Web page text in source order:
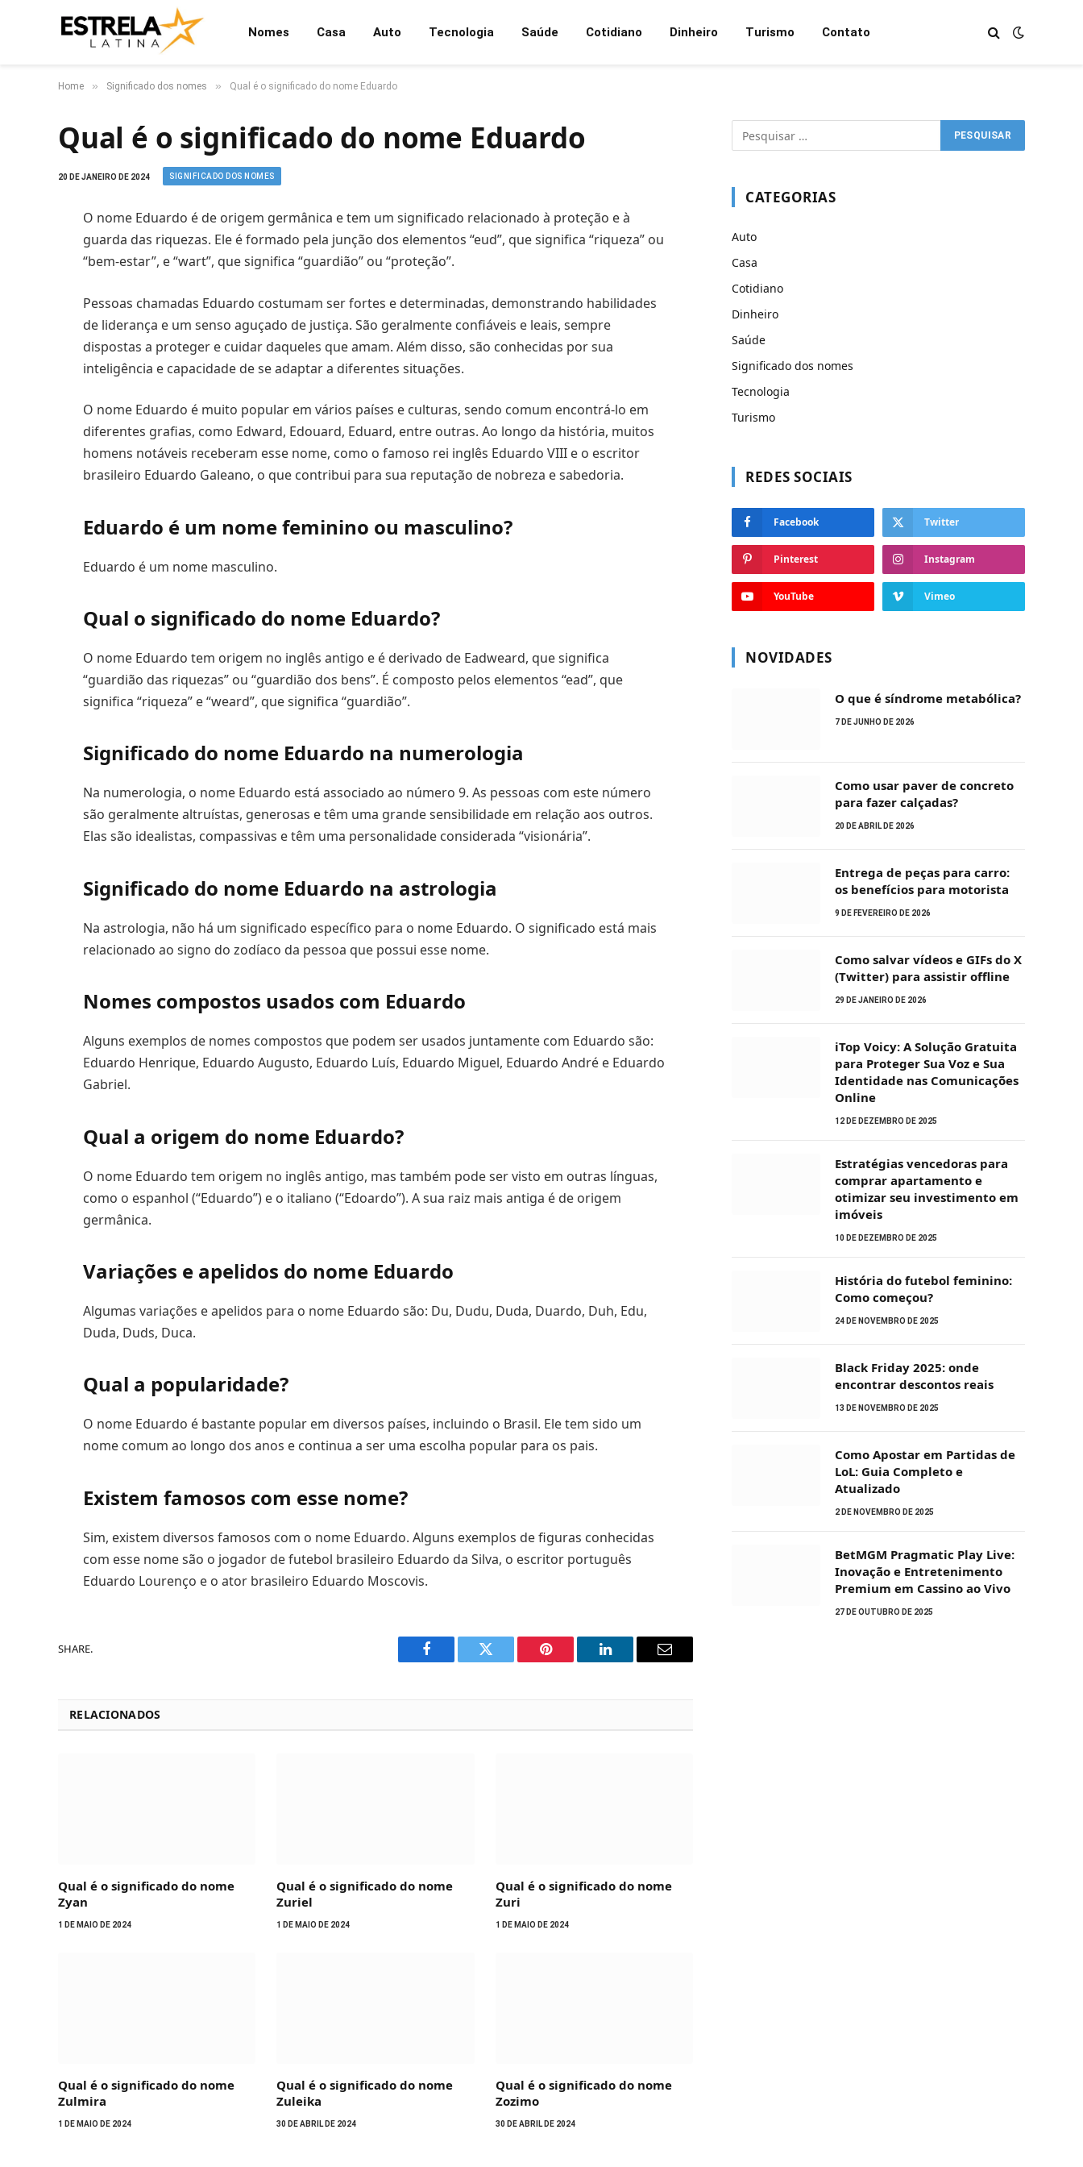
Nomes Casa Auto Tecnologia Saúde Cotidiano Dinheiro Turismo Contato
Home » Significado dos nomes » Qual é o significado do nome Eduardo
Qual é o significado do nome Eduardo
20 DE JANEIRO DE 2024 SIGNIFICADO DOS NOMES
O nome Eduardo é de origem germânica e tem um significado relacionado à proteção e à
guarda das riquezas. Ele é formado pela junção dos elementos “eud”, que significa “riqueza” ou
“bem-estar”, e “wart”, que significa “guardião” ou “proteção”.
Pessoas chamadas Eduardo costumam ser fortes e determinadas, demonstrando habilidades
de liderança e um senso aguçado de justiça. São geralmente confiáveis e leais, sempre
dispostas a proteger e cuidar daqueles que amam. Além disso, são conhecidas por sua
inteligência e capacidade de se adaptar a diferentes situações.
O nome Eduardo é muito popular em vários países e culturas, sendo comum encontrá-lo em
diferentes grafias, como Edward, Edouard, Eduard, entre outras. Ao longo da história, muitos
homens notáveis receberam esse nome, como o famoso rei inglês Eduardo VIII e o escritor
brasileiro Eduardo Galeano, o que contribui para sua reputação de nobreza e sabedoria.
Eduardo é um nome feminino ou masculino?
Eduardo é um nome masculino.
Qual o significado do nome Eduardo?
O nome Eduardo tem origem no inglês antigo e é derivado de Eadweard, que significa
“guardião das riquezas” ou “guardião dos bens”. É composto pelos elementos “ead”, que
significa “riqueza” e “weard”, que significa “guardião”.
Significado do nome Eduardo na numerologia
Na numerologia, o nome Eduardo está associado ao número 9. As pessoas com este número
são geralmente altruístas, generosas e têm uma grande sensibilidade em relação aos outros.
Elas são idealistas, compassivas e têm uma personalidade considerada “visionária”.
Significado do nome Eduardo na astrologia
Na astrologia, não há um significado específico para o nome Eduardo. O significado está mais
relacionado ao signo do zodíaco da pessoa que possui esse nome.
Nomes compostos usados com Eduardo
Alguns exemplos de nomes compostos que podem ser usados juntamente com Eduardo são:
Eduardo Henrique, Eduardo Augusto, Eduardo Luís, Eduardo Miguel, Eduardo André e Eduardo
Gabriel.
Qual a origem do nome Eduardo?
O nome Eduardo tem origem no inglês antigo, mas também pode ser visto em outras línguas,
como o espanhol (“Eduardo”) e o italiano (“Edoardo”). A sua raiz mais antiga é de origem
germânica.
Variações e apelidos do nome Eduardo
Algumas variações e apelidos para o nome Eduardo são: Du, Dudu, Duda, Duardo, Duh, Edu,
Duda, Duds, Duca.
Qual a popularidade?
O nome Eduardo é bastante popular em diversos países, incluindo o Brasil. Ele tem sido um
nome comum ao longo dos anos e continua a ser uma escolha popular para os pais.
Existem famosos com esse nome?
Sim, existem diversos famosos com o nome Eduardo. Alguns exemplos de figuras conhecidas
com esse nome são o jogador de futebol brasileiro Eduardo da Silva, o escritor português
Eduardo Lourenço e o ator brasileiro Eduardo Moscovis.
SHARE.
Facebook Twitter Pinterest LinkedIn Email
RELACIONADOS
Qual é o significado do nome
Zyan
1 DE MAIO DE 2024
Qual é o significado do nome
Zuriel
1 DE MAIO DE 2024
Qual é o significado do nome
Zuri
1 DE MAIO DE 2024
Qual é o significado do nome
Zulmira
1 DE MAIO DE 2024
Qual é o significado do nome
Zuleika
30 DE ABRIL DE 2024
Qual é o significado do nome
Zozimo
30 DE ABRIL DE 2024
CATEGORIAS
Auto
Casa
Cotidiano
Dinheiro
Saúde
Significado dos nomes
Tecnologia
Turismo
REDES SOCIAIS
Facebook Twitter
Pinterest Instagram
YouTube Vimeo
NOVIDADES
O que é síndrome metabólica?
7 DE JUNHO DE 2026
Como usar paver de concreto
para fazer calçadas?
20 DE ABRIL DE 2026
Entrega de peças para carro:
os benefícios para motorista
9 DE FEVEREIRO DE 2026
Como salvar vídeos e GIFs do X
(Twitter) para assistir offline
29 DE JANEIRO DE 2026
iTop Voicy: A Solução Gratuita
para Proteger Sua Voz e Sua
Identidade nas Comunicações
Online
12 DE DEZEMBRO DE 2025
Estratégias vencedoras para
comprar apartamento e
otimizar seu investimento em
imóveis
10 DE DEZEMBRO DE 2025
História do futebol feminino:
Como começou?
24 DE NOVEMBRO DE 2025
Black Friday 2025: onde
encontrar descontos reais
13 DE NOVEMBRO DE 2025
Como Apostar em Partidas de
LoL: Guia Completo e
Atualizado
2 DE NOVEMBRO DE 2025
BetMGM Pragmatic Play Live:
Inovação e Entretenimento
Premium em Cassino ao Vivo
27 DE OUTUBRO DE 2025